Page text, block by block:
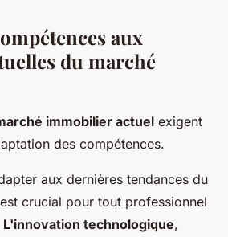
aux
du marché
immobilier actuel exigent
des compétences.
aux dernières tendances du
crucial pour tout professionnel
L'innovation technologique,